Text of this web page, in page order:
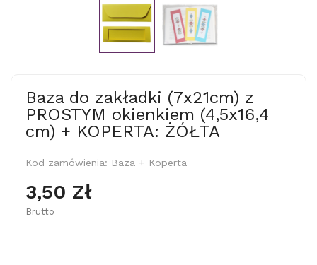
Baza do zakładki (7x21cm) z
PROSTYM okienkiem (4,5x16,4
cm) + KOPERTA: ŻÓŁTA
Kod zamówienia: Baza + Koperta
3,50 Zł
Brutto